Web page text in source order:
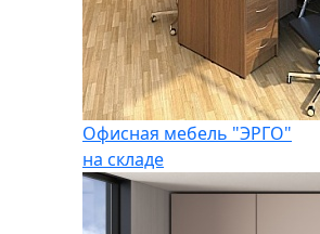
Офисная мебель "ЭРГО"
на складе